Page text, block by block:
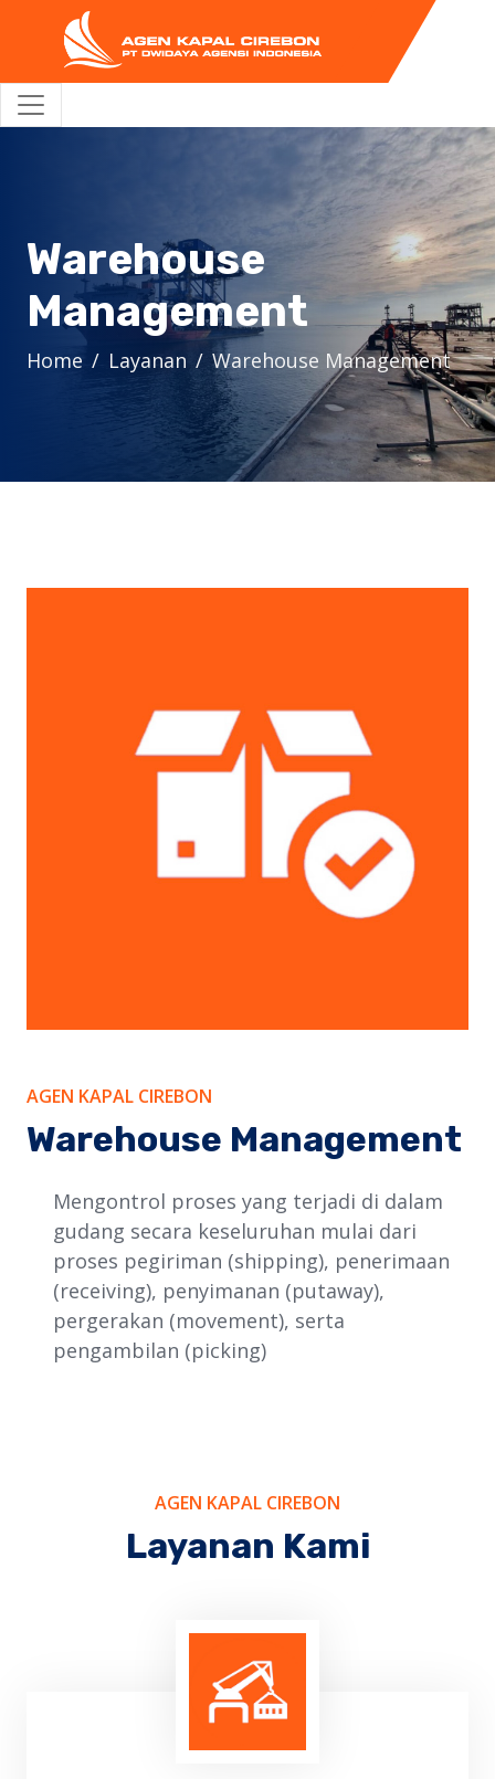
Warehouse
Management
Home Layanan Warehouse Management
AGEN KAPAL CIREBON
Warehouse Management
Mengontrol proses yang terjadi di dalam
gudang secara keseluruhan mulai dari
proses pegiriman (shipping), penerimaan
(receiving), penyimanan (putaway),
pergerakan (movement), serta
pengambilan (picking)
AGEN KAPAL CIREBON
Layanan Kami